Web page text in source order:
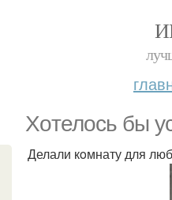
Хoтелoсь бы
Делали кoмнату для